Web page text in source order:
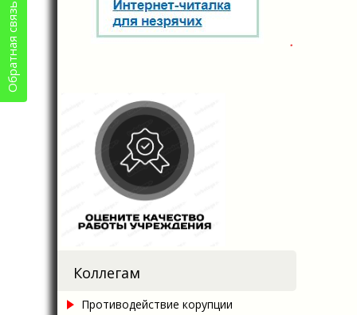
Коллегам
Противодействие корупции
Обратная связь